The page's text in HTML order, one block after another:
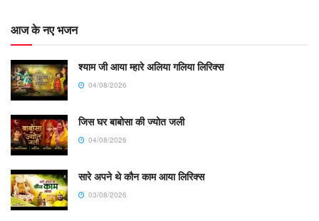
आज के नए भजन
श्याम जी आया म्हारे अलिया गलिया लिरिक्स
04/08/2026
जिस घर बाबोसा की ज्योत जली
04/08/2026
सारे अपने थे कौन काम आया लिरिक्स
03/08/2026